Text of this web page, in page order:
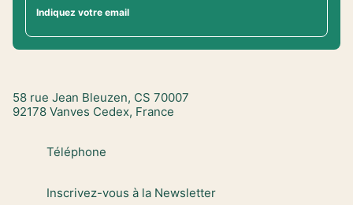
Indiquez votre email
58 rue Jean Bleuzen, CS 70007
92178 Vanves Cedex, France
Téléphone
Inscrivez-vous à la Newsletter